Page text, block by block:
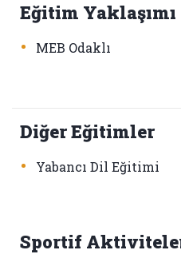
Eğitim Yaklaşımı
• MEB Odaklı
Diğer Eğitimler
• Yabancı Dil Eğitimi
Sportif